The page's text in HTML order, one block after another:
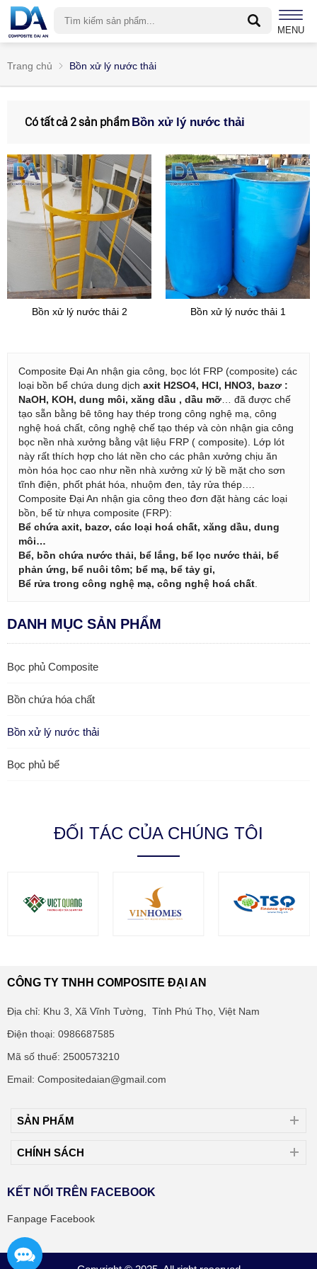
MENU
Trang chủ Bồn xử lý nước thải
Có tất cả 2 sản phẩm Bồn xử lý nước thải
Bồn xử lý nước thải 2 Bồn xử lý nước thải 1
Composite Đại An nhận gia công, bọc lót FRP (composite) các
loại bồn bể chứa dung dịch axit H2SO4, HCI, HNO3, bazơ :
NaOH, KOH, dung môi, xăng dầu , dầu mỡ … đã được chế
tạo sẵn bằng bê tông hay thép trong công nghệ mạ, công
nghệ hoá chất, công nghệ chế tạo thép và còn nhận gia công
bọc nền nhà xưởng bằng vật liệu FRP ( composite). Lớp lót
này rất thích hợp cho lát nền cho các phân xưởng chịu ăn
mòn hóa học cao như nền nhà xưởng xử lý bề mặt cho sơn
tĩnh điện, phốt phát hóa, nhuộm đen, tảy rửa thép….
Composite Đại An nhận gia công theo đơn đặt hàng các loại
bồn, bể từ nhựa composite (FRP):
Bể chứa axit, bazơ, các loại hoá chất, xăng dầu, dung
môi…
Bể, bồn chứa nước thải, bể lắng, bể lọc nước thải, bể
phản ứng, bể nuôi tôm; bể mạ, bể tảy gỉ,
Bể rửa trong công nghệ mạ, công nghệ hoá chất
DANH MỤC SẢN PHẨM
Bọc phủ Composite
Bồn chứa hóa chất
Bồn xử lý nước thải
Bọc phủ bể
ĐỐI TÁC CỦA CHÚNG TÔI
CÔNG TY TNHH COMPOSITE ĐẠI AN
Địa chỉ: Khu 3, Xã Vĩnh Tường, Tỉnh Phú Thọ, Việt Nam
Điện thoại: 0986687585
Mã số thuế: 2500573210
Email: Compositedaian@gmail.com
SẢN PHẨM
CHÍNH SÁCH
KẾT NỐI TRÊN FACEBOOK
Fanpage Facebook